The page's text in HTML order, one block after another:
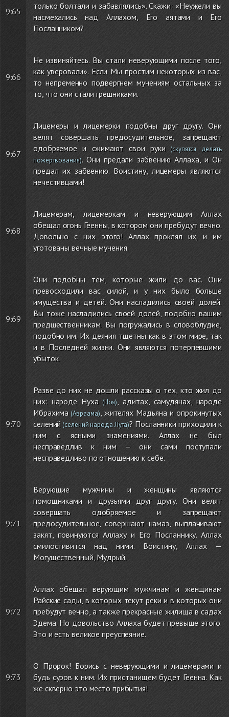
9:65
только болтали и забавлялись». Скажи: «Неужели вы
насмехались над Аллахом, Его аятами и Его
Посланником?
9:66
Не извиняйтесь. Вы стали неверующими после того,
как уверовали». Если Мы простим некоторых из вас,
то непременно подвергнем мучениям остальных за
то, что они стали грешниками.
9:67
Лицемеры и лицемерки подобны друг другу. Они
велят совершать предосудительное, запрещают
одобряемое и сжимают свои руки(скупятся делать
пожертвования). Они предали забвению Аллаха, и Он
предал их забвению. Воистину, лицемеры являются
нечестивцами!
9:68
Лицемерам, лицемеркам и неверующим Аллах
обещал огонь Геенны, в котором они пребудут вечно.
Довольно с них этого! Аллах проклял их, и им
уготованы вечные мучения.
9:69
Они подобны тем, которые жили до вас. Они
превосходили вас силой, и у них было больше
имущества и детей. Они насладились своей долей.
Вы тоже насладились своей долей, подобно вашим
предшественникам. Вы погружались в словоблудие,
подобно им. Их деяния тщетны как в этом мире, так
и в Последней жизни. Они являются потерпевшими
убыток.
9:70
Разве до них не дошли рассказы о тех, кто жил до
них: народе Нуха(Ноя), адитах, самудянах, народе
Ибрахима (Авраама), жителях Мадьяна и опрокинутых
селений (селений народа Лута)? Посланники приходили к
ним с ясными знамениями. Аллах не был
несправедлив к ним — они сами поступали
несправедливо по отношению к себе.
9:71
Верующие мужчины и женщины являются
помощниками и друзьями друг другу. Они велят
совершать одобряемое и запрещают
предосудительное, совершают намаз, выплачивают
закят, повинуются Аллаху и Его Посланнику. Аллах
смилостивится над ними. Воистину, Аллах —
Могущественный, Мудрый.
9:72
Аллах обещал верующим мужчинам и женщинам
Райские сады, в которых текут реки и в которых они
пребудут вечно, а также прекрасные жилища в садах
Эдема. Но довольство Аллаха будет превыше этого.
Это и есть великое преуспеяние.
9:73
О Пророк! Борись с неверующими и лицемерами и
будь суров к ним. Их пристанищем будет Геенна. Как
же скверно это место прибытия!